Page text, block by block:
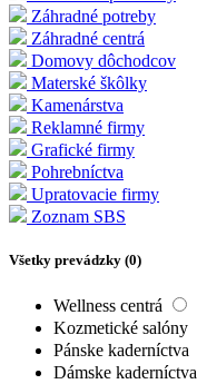
Záhradné potreby
Záhradné centrá
Domovy dôchodcov
Materské škôlky
Kamenárstva
Reklamné firmy
Grafické firmy
Pohrebníctva
Upratovacie firmy
Zoznam SBS
Všetky prevádzky (0)
Wellness centrá
Kozmetické salóny
Pánske kaderníctva
Dámske kaderníctva